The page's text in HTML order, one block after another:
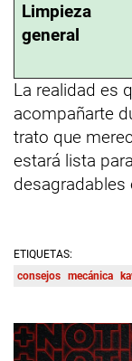
Limpieza
general
La realidad es
acompañarte
trato que
estará lista
desagradables
ETIQUETAS:
consejos mecánica